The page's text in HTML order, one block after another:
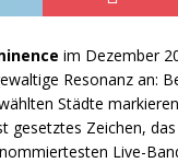
im Dezember
Resonanz an:
Städte
gesetztes Zeichen,
Live-